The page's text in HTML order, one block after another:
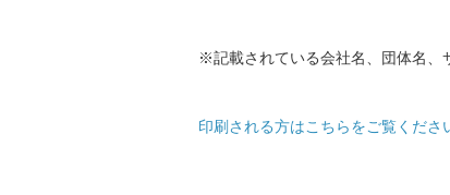
※記載されている会社名、団体名、
印刷される方はこちらをご覧くださ